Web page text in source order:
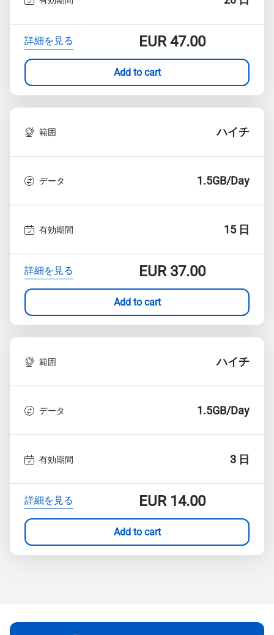
詳細を見る EUR47.00
Add to cart
範囲 ハイチ
データ 1.5GB/Day
有効期間 15 日
詳細を見る EUR37.00
Add to cart
範囲 ハイチ
データ 1.5GB/Day
有効期間 3 日
詳細を見る EUR14.00
Add to cart